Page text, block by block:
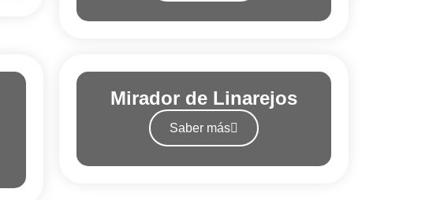
Mirador de Linarejos
Saber más